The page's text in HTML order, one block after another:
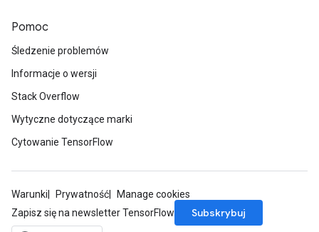
Pomoc
Śledzenie problemów
Informacje o wersji
Stack Overflow
Wytyczne dotyczące marki
Cytowanie TensorFlow
Warunki Prywatność
Manage cookies
Zapisz się na newsletter TensorFlow
Subskrybuj